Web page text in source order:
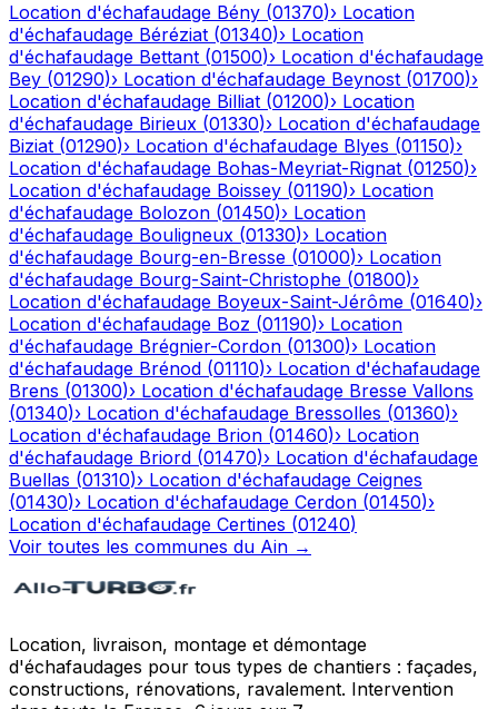
Location d'échafaudage Bény (01370)› Location
d'échafaudage Béréziat (01340)› Location
d'échafaudage Bettant (01500)› Location d'échafaudage
Bey (01290)› Location d'échafaudage Beynost (01700)›
Location d'échafaudage Billiat (01200)› Location
d'échafaudage Birieux (01330)› Location d'échafaudage
Biziat (01290)› Location d'échafaudage Blyes (01150)›
Location d'échafaudage Bohas-Meyriat-Rignat (01250)›
Location d'échafaudage Boissey (01190)› Location
d'échafaudage Bolozon (01450)› Location
d'échafaudage Bouligneux (01330)› Location
d'échafaudage Bourg-en-Bresse (01000)› Location
d'échafaudage Bourg-Saint-Christophe (01800)›
Location d'échafaudage Boyeux-Saint-Jérôme (01640)›
Location d'échafaudage Boz (01190)› Location
d'échafaudage Brégnier-Cordon (01300)› Location
d'échafaudage Brénod (01110)› Location d'échafaudage
Brens (01300)› Location d'échafaudage Bresse Vallons
(01340)› Location d'échafaudage Bressolles (01360)›
Location d'échafaudage Brion (01460)› Location
d'échafaudage Briord (01470)› Location d'échafaudage
Buellas (01310)› Location d'échafaudage Ceignes
(01430)› Location d'échafaudage Cerdon (01450)›
Location d'échafaudage Certines (01240)
Voir toutes les communes du Ain →
Location, livraison, montage et démontage
d'échafaudages pour tous types de chantiers : façades,
constructions, rénovations, ravalement. Intervention